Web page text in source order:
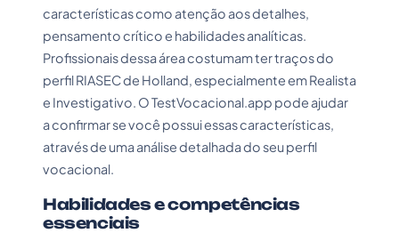
características como atenção aos detalhes,
pensamento crítico e habilidades analíticas.
Profissionais dessa área costumam ter traços do
perfil RIASEC de Holland, especialmente em Realista
e Investigativo. O TestVocacional.app pode ajudar
a confirmar se você possui essas características,
através de uma análise detalhada do seu perfil
vocacional.
Habilidades e competências
essenciais